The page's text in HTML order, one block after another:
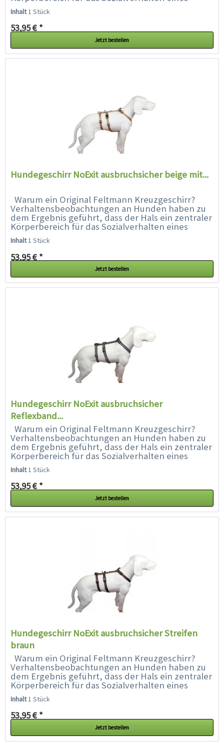
Hundes ist. Der Hals ist...
Inhalt1 Stück
53,95 € *
Jetzt bestellen
Hundegeschirr NoExit ausbruchsicher beige mit...
Warum ein Original Feltmann Kreuzgeschirr?
Verhaltensbeobachtungen an Hunden haben zu
dem Ergebnis geführt, dass der Hals ein zentraler
Körperbereich für das Sozialverhalten eines
Hundes ist. Der Hals ist sozusagen die...
Inhalt1 Stück
53,95 € *
Jetzt bestellen
Hundegeschirr NoExit ausbruchsicher
Reflexband...
Warum ein Original Feltmann Kreuzgeschirr?
Verhaltensbeobachtungen an Hunden haben zu
dem Ergebnis geführt, dass der Hals ein zentraler
Körperbereich für das Sozialverhalten eines
Hundes ist. Der Hals ist sozusagen die...
Inhalt1 Stück
53,95 € *
Jetzt bestellen
Hundegeschirr NoExit ausbruchsicher Streifen
braun
Warum ein Original Feltmann Kreuzgeschirr?
Verhaltensbeobachtungen an Hunden haben zu
dem Ergebnis geführt, dass der Hals ein zentraler
Körperbereich für das Sozialverhalten eines
Hundes ist. Der Hals ist sozusagen die...
Inhalt1 Stück
53,95 € *
Jetzt bestellen